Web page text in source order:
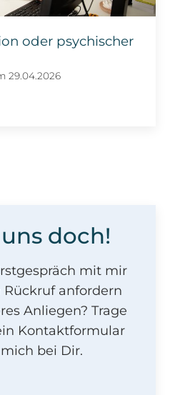
oder psychischer
29.04.2026
doch!
mit mir
anfordern
Anliegen? Trage
Kontaktformular
bei Dir.